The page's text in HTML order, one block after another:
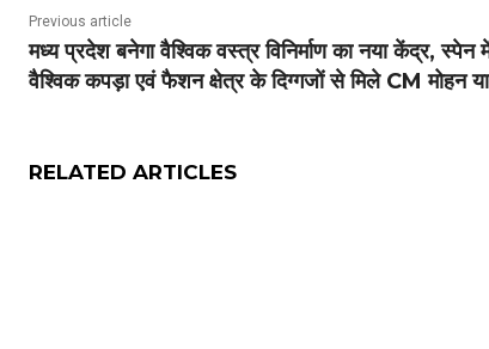
Previous article
मध्य प्रदेश बनेगा वैश्विक वस्त्र विनिर्माण का नया केंद्र, स्पेन
वैश्विक कपड़ा एवं फैशन क्षेत्र के दिग्गजों से मिले CM मोहन
RELATED ARTICLES